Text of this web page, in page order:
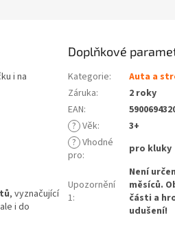
i na
, vyznačující
i do
Doplňkové
Kategorie:
Auta a
Záruka:
2 roky
EAN:
? Věk:
3+
? Vhodné
pro: pro kluky
Upozornění
1:
Není
měsíců.
části a
udušení!